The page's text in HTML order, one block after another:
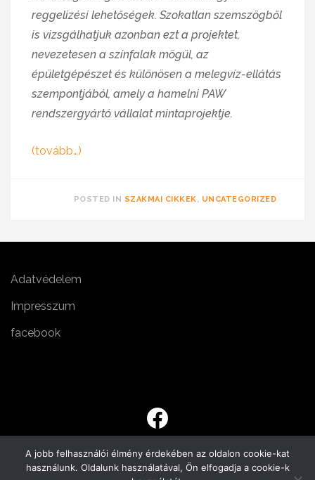
reggelizési lehetőségek. Szokatlan szemszögből
is vizsgálhatjuk azonban ezt a projektet,
nevezetesen a színfalak mögül, az
épületgépészet és különösen a melegvíz-ellátás
szempontjából, amely a hamelni PAW
rendszergyártó vállalat mintaprojektje.
(tovább…)
POSTED IN SZAKMAI CIKKEK UNCATEGORIZED
Adatvédelem
Impresszum
facebook
Minden jog fenntartva! Ökovalentia Kft. 2023
A jobb felhasználói élmény érdekében az oldalon cookie-kat
használunk. Oldalunk használatával, Ön elfogadja a cookie-k